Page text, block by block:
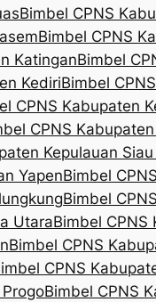
Bimbel CPNS
Bimbel CPNS
KatinganBimbel
KediriBimbel
CPNS Kabupaten
CPNS
Kepulauan
YapenBimbel
Bimbel
UtaraBimbel CPNS
Bimbel CPNS
CPNS
Bimbel CPNS